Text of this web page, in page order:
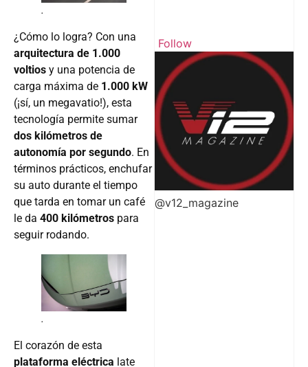
.
¿Cómo lo logra? Con una
arquitectura de 1.000
voltios y una potencia de
carga máxima de 1.000 kW
(¡sí, un megavatio!), esta
tecnología permite sumar
dos kilómetros de
autonomía por segundo. En
términos prácticos, enchufar
su auto durante el tiempo
que tarda en tomar un café
le da 400 kilómetros para
seguir rodando.
.
El corazón de esta
plataforma eléctrica late
Follow
@v12_magazine